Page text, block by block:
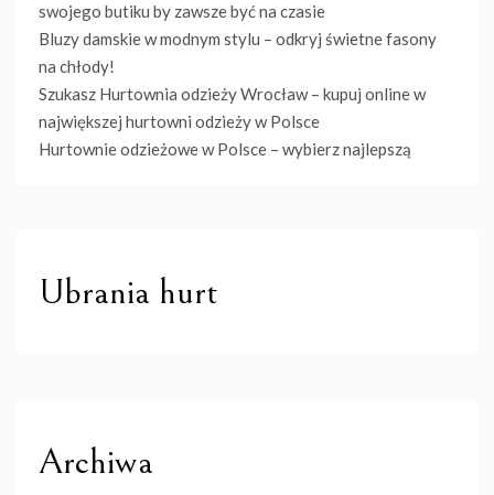
swojego butiku by zawsze być na czasie
Bluzy damskie w modnym stylu – odkryj świetne fasony
na chłody!
Szukasz Hurtownia odzieży Wrocław – kupuj online w
największej hurtowni odzieży w Polsce
Hurtownie odzieżowe w Polsce – wybierz najlepszą
Ubrania hurt
Archiwa